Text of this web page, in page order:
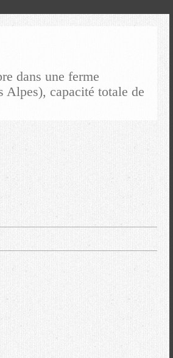
dans une ferme
Alpes), capacité totale de